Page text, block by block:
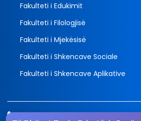
Fakulteti i Edukimit
Fakulteti i Filologjisë
Fakulteti i Mjekësisë
Fakulteti i Shkencave Sociale
Fakulteti i Shkencave Aplikative
Tel.